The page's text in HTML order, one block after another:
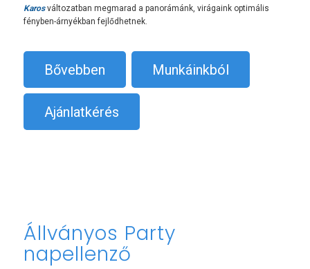
Karosváltozatban megmarad a panorámánk, virágaink optimális
fényben-árnyékban fejlődhetnek.
Bővebben Munkáinkból
Ajánlatkérés
Állványos Party
napellenző